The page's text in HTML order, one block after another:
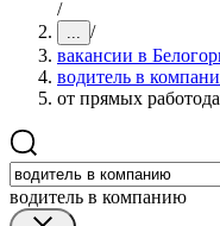
/
... /
вакансии в
водитель в
от прямых
водитель в компанию